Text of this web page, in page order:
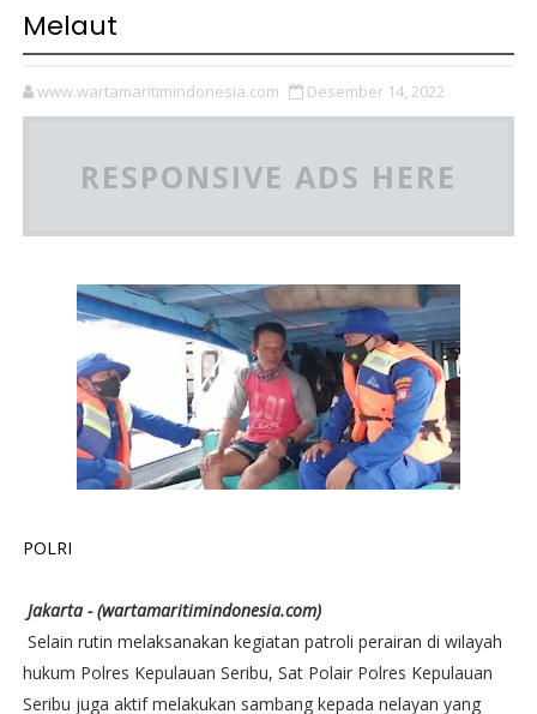
Melaut
www.wartamaritimindonesia.com Desember 14, 2022
RESPONSIVE ADS HERE
POLRI
Jakarta - (wartamaritimindonesia.com)
Selain rutin melaksanakan kegiatan patroli perairan di wilayah
hukum Polres Kepulauan Seribu, Sat Polair Polres Kepulauan
Seribu juga aktif melakukan sambang kepada nelayan yang